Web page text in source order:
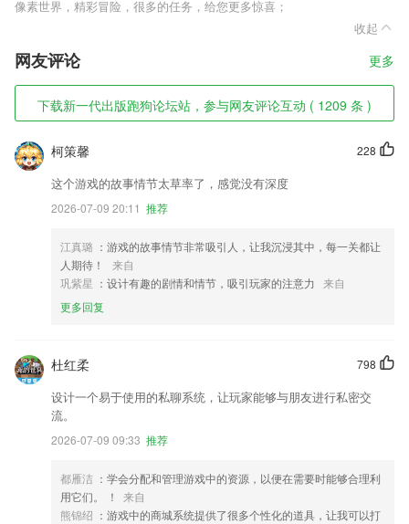
像素世界，精彩冒险，很多的任务，给您更多惊喜；
收起
网友评论 更多
下载新一代出版跑狗论坛站，参与网友评论互动 ( 1209 条 )
228
柯策馨
这个游戏的故事情节太草率了，感觉没有深度
2026-07-09 20:11 推荐
江真璐 ：游戏的故事情节非常吸引人，让我沉浸其中，每一关都让
人期待！
来自
巩紫星 ：设计有趣的剧情和情节，吸引玩家的注意力 来自
更多回复
798
杜红柔
设计一个易于使用的私聊系统，让玩家能够与朋友进行私密交
流。
2026-07-09 09:33 推荐
都雁洁 ：学会分配和管理游戏中的资源，以便在需要时能够合理利
用它们。 ！
来自
熊锦绍 ：游戏中的商城系统提供了很多个性化的道具，让我可以打